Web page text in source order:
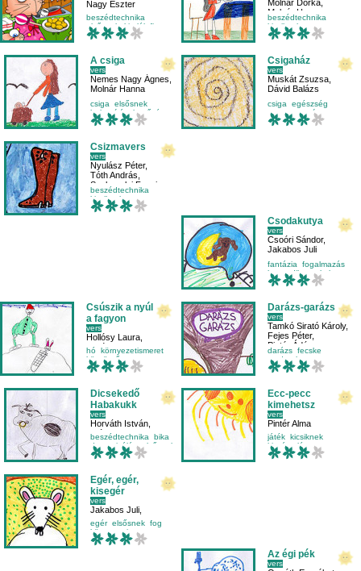
Nagy Eszter
beszédtechnika
elsősnek kitalált figura
mese-vers
Molnár Dorka
Molnár Hanna
beszédtechnika
kicsiknek mese-vers
mondóka
A csiga
vers
Nemes Nagy Ágnes
Molnár Hanna
csiga
elsősnek
helyesírás
kettőzés
Csigaház
vers
Muskát Zsuzsa
Dávid Balázs
csiga
egészség
mese-vers
rím
Csizmavers
vers
Nyulász Péter,
Tóth András
Szoboszlai Fanni
beszédtechnika
kicsiknek mese-vers
mondóka
Csodakutya
vers
Csoóri Sándor,
Jakabos Juli
fantázia
fogalmazás
harmadikosnak
kutya
Csúszik a nyúl
a fagyon
vers
Hollósy Laura
Pintér Alma
hó környezetismeret
köszöntő mese-vers
Darázs-garázs
vers
Tamkó Sirató Károly,
Fejes Péter,
Pintér Ádám
darázs fecske
madarak
mese-vers
Dicsekedő
Habakukk
vers
Horváth István
Wágner Luca
beszédtechnika
bika
dramatizálás
elsősnek
Ecc-pecc
kimehetsz
vers
Pintér Alma
játék kicsiknek
kiszámoló
mese-vers
Egér, egér,
kisegér
vers
Jakabos Juli
Schillinger Maya
egér elsősnek fog
környezetismeret
Az égi pék
vers